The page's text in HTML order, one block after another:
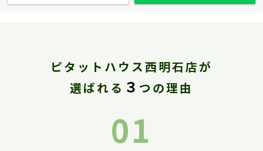
ピタットハウス西明石店が
選ばれる ３ つの理由
01